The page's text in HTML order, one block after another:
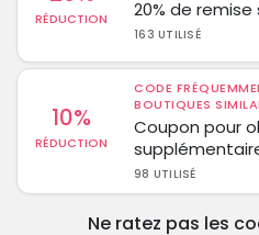
RÉDUCTION 20% de
163 UTILISÉ
10%
RÉDUCTION
CODE
BOUTIQUES
Coupon pour
98 UTILISÉ
Ne ratez pas les